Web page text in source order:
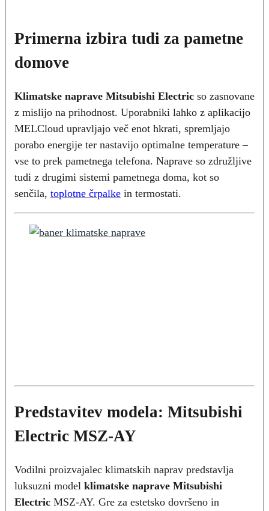
Primerna izbira tudi za pametne
domove
Klimatske naprave Mitsubishi Electric so zasnovane
z mislijo na prihodnost. Uporabniki lahko z aplikacijo
MELCloud upravljajo več enot hkrati, spremljajo
porabo energije ter nastavijo optimalne temperature –
vse to prek pametnega telefona. Naprave so združljive
tudi z drugimi sistemi pametnega doma, kot so
senčila, toplotne črpalke in termostati.
Predstavitev modela: Mitsubishi
Electric MSZ-AY
Vodilni proizvajalec klimatskih naprav predstavlja
luksuzni model klimatske naprave Mitsubishi
Electric MSZ-AY. Gre za estetsko dovršeno in